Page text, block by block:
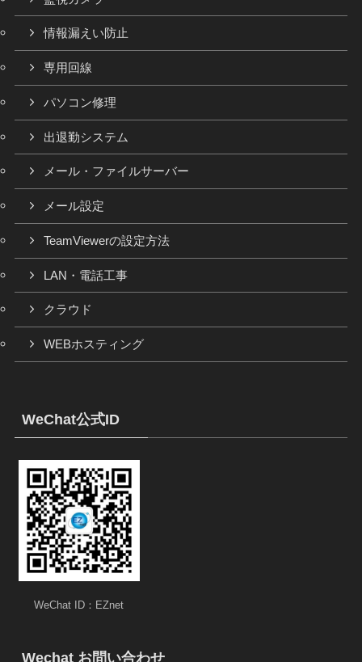
情報漏えい防止
専用回線
パソコン修理
出退勤システム
メール・ファイルサーバー
メール設定
TeamViewerの設定方法
LAN・電話工事
クラウド
WEBホスティング
WeChat公式ID
WeChat ID：EZnet
Wechat お問い合わせ